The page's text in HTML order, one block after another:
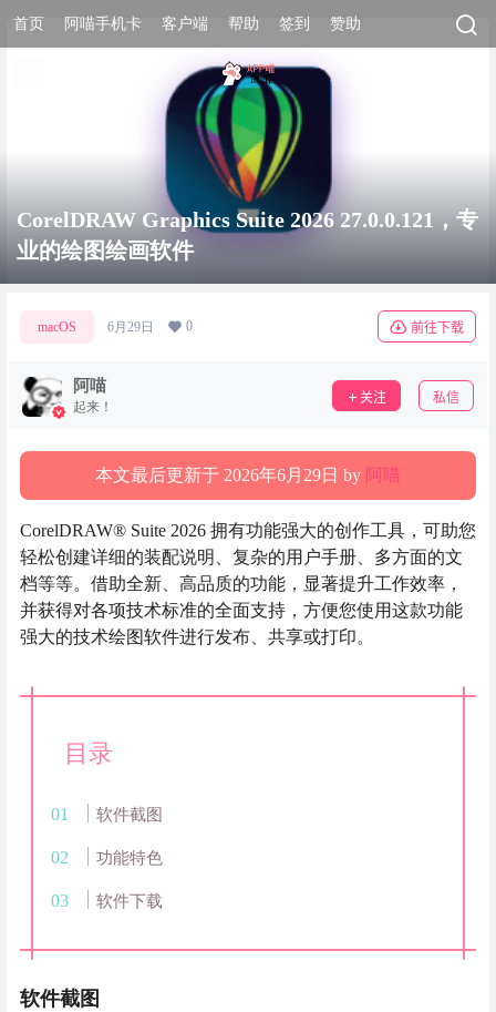
首页 阿喵手机卡 客户端 帮助 签到 赞助
CorelDRAW Graphics Suite 2026 27.0.0.121，专
业的绘图绘画软件
macOS 6月29日 0 前往下载
阿喵
起来！
关注 私信
本文最后更新于 2026年6月29日 by 阿喵
CorelDRAW® Suite 2026 拥有功能强大的创作工具，可助您
轻松创建详细的装配说明、复杂的用户手册、多方面的文
档等等。借助全新、高品质的功能，显著提升工作效率，
并获得对各项技术标准的全面支持，方便您使用这款功能
强大的技术绘图软件进行发布、共享或打印。
目录
软件截图
功能特色
软件下载
软件截图